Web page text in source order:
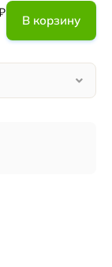
В корзину